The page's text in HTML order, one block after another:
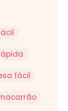
fácil